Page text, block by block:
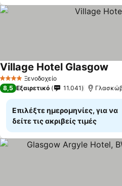
4 ΑστέριαΞενοδοχείο
Village Hotel Glasgow
8,5 Εξαιρετικό 11.041
Επιλέξτε ημερομηνίες, για να
δείτε τις ακριβείς τιμές